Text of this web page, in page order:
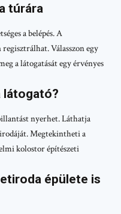
túrára
a belépés. A
Válasszon egy
a látogatását egy érvényes
látogató?
nyerhet. Láthatja
Megtekintheti a
kolostor építészeti
épülete is